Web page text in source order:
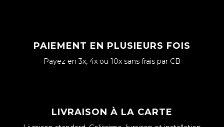
PAIEMENT EN PLUSIEURS FOIS
Payez en 3x, 4x ou 10x sans frais par CB
LIVRAISON À LA CARTE